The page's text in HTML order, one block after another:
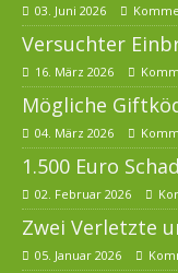
03. Juni 2026
Versuchter
16. März 2026
Mögliche
04. März 2026
1.500 Euro
02. Februar 2026
Zwei Verletzte
05. Januar 2026